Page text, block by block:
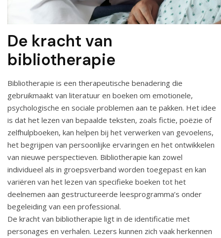
De kracht van
bibliotherapie
Bibliotherapie is een therapeutische benadering die
gebruikmaakt van literatuur en boeken om emotionele,
psychologische en sociale problemen aan te pakken. Het idee
is dat het lezen van bepaalde teksten, zoals fictie, poëzie of
zelfhulpboeken, kan helpen bij het verwerken van gevoelens,
het begrijpen van persoonlijke ervaringen en het ontwikkelen
van nieuwe perspectieven. Bibliotherapie kan zowel
individueel als in groepsverband worden toegepast en kan
variëren van het lezen van specifieke boeken tot het
deelnemen aan gestructureerde leesprogramma’s onder
begeleiding van een professional.
De kracht van bibliotherapie ligt in de identificatie met
personages en verhalen. Lezers kunnen zich vaak herkennen